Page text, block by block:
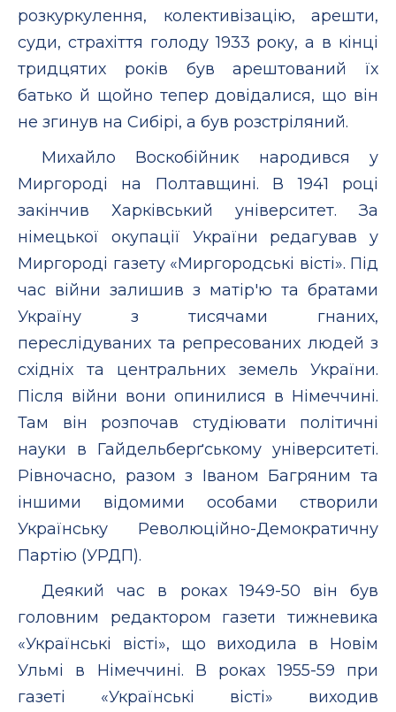
розкуркулення, колективізацію, арешти,
суди, страхіття голоду 1933 року, а в кінці
тридцятих років був арештований їх
батько й щойно тепер довідалися, що він
не згинув на Сибірі, а був розстріляний.
Михайло Воскобійник народився у
Миргороді на Полтавщині. В 1941 році
закінчив Харківський університет. За
німецької окупації України редагував у
Миргороді газету «Миргородські вісті». Під
час війни залишив з матір'ю та братами
Україну з тисячами гнаних,
переслідуваних та репресованих людей з
східніх та центральних земель України.
Після війни вони опинилися в Німеччині.
Там він розпочав студіювати політичні
науки в Гайдельберґському університеті.
Рівночасно, разом з Іваном Багряним та
іншими відомими особами створили
Українську Революційно-Демократичну
Партію (УРДП).
Деякий час в роках 1949-50 він був
головним редактором газети тижневика
«Українські вісті», що виходила в Новім
Ульмі в Німеччині. В роках 1955-59 при
газеті «Українські вісті» виходив